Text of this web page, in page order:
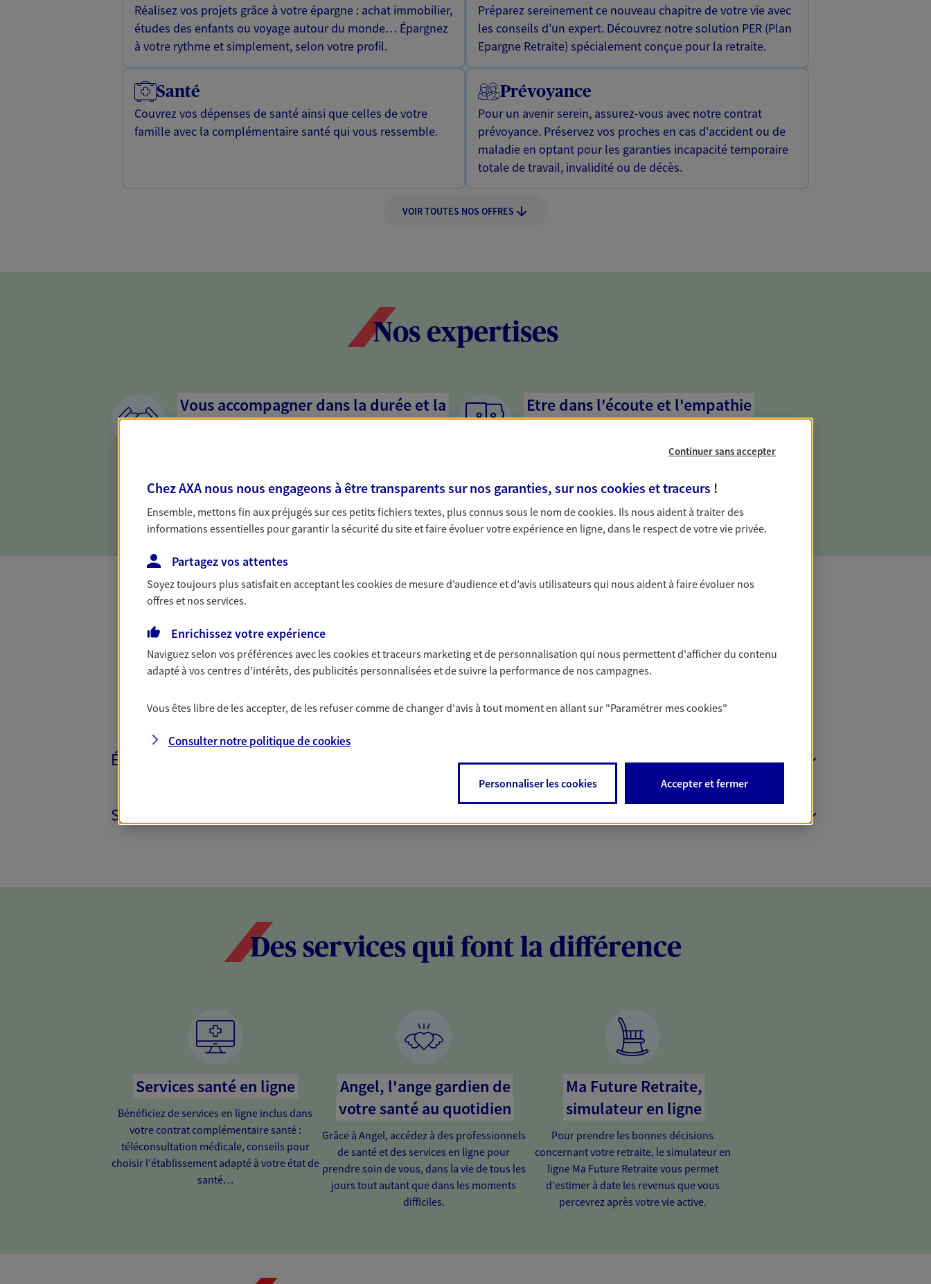
Réalisez vos projets grâce à votre épargne : achat immobilier,
études des enfants ou voyage autour du monde… Épargnez
à votre rythme et simplement, selon votre profil.
Préparez sereinement ce nouveau chapitre de votre vie avec
les conseils d'un expert. Découvrez notre solution PER (Plan
Epargne Retraite) spécialement conçue pour la retraite.
Santé
Couvrez vos dépenses de santé ainsi que celles de votre
famille avec la complémentaire santé qui vous ressemble.
Prévoyance
Pour un avenir serein, assurez-vous avec notre contrat
prévoyance. Préservez vos proches en cas d'accident ou de
maladie en optant pour les garanties incapacité temporaire
totale de travail, invalidité ou de décès.
VOIR TOUTES NOS OFFRES
Nos expertises
Vous accompagner dans la durée et la
confiance
la confiance et la proximité. C'est en apprenant à vous
Etre dans l'écoute et l'empathie
mandataires mettent l'empathie au cœur de leurs échanges
en cas de difficultés.
ÉPARGNE ET RETRAITE
SANTÉ ET PRÉVOYANCE
Des services qui font la différence
Services santé en ligne
Bénéficiez de services en ligne inclus dans
votre contrat complémentaire santé :
téléconsultation médicale, conseils pour
choisir l'établissement adapté à votre état de
santé…
Angel, l'ange gardien de
votre santé au quotidien
Grâce à Angel, accédez à des professionnels
de santé et des services en ligne pour
prendre soin de vous, dans la vie de tous les
jours tout autant que dans les moments
difficiles.
Ma Future Retraite,
simulateur en ligne
Pour prendre les bonnes décisions
concernant votre retraite, le simulateur en
ligne Ma Future Retraite vous permet
d'estimer à date les revenus que vous
percevrez après votre vie active.
Continuer sans accepter
Chez AXA nous nous engageons à être transparents sur nos garanties, sur nos cookies et traceurs !
Ensemble, mettons fin aux préjugés sur ces petits fichiers textes, plus connus sous le nom decookies. Ils nous aident à traiter des
informations essentielles pour garantir la sécurité du site et faire évoluer votre expérience en ligne, dans le respect de votre vie privée.
Partagez vos attentes
Soyez toujours plus satisfait en acceptant lescookiesde mesure d’audience et d’avis utilisateurs qui nous aident à faire évoluer nos
offres et nos services.
Enrichissez votre expérience
Naviguez selon vos préférences avec lescookies et traceurs marketing et de personnalisation qui nous permettent d'afficher du contenu
adapté à vos centres d'intérêts, des publicités personnalisées et de suivre la performance de nos campagnes.
Vous êtes libre de les accepter, de les refuser comme de changer d'avis à tout moment en allant sur "Paramétrer mescookies"
Consulter notre politique decookies
Personnaliser les cookies Accepter et fermer